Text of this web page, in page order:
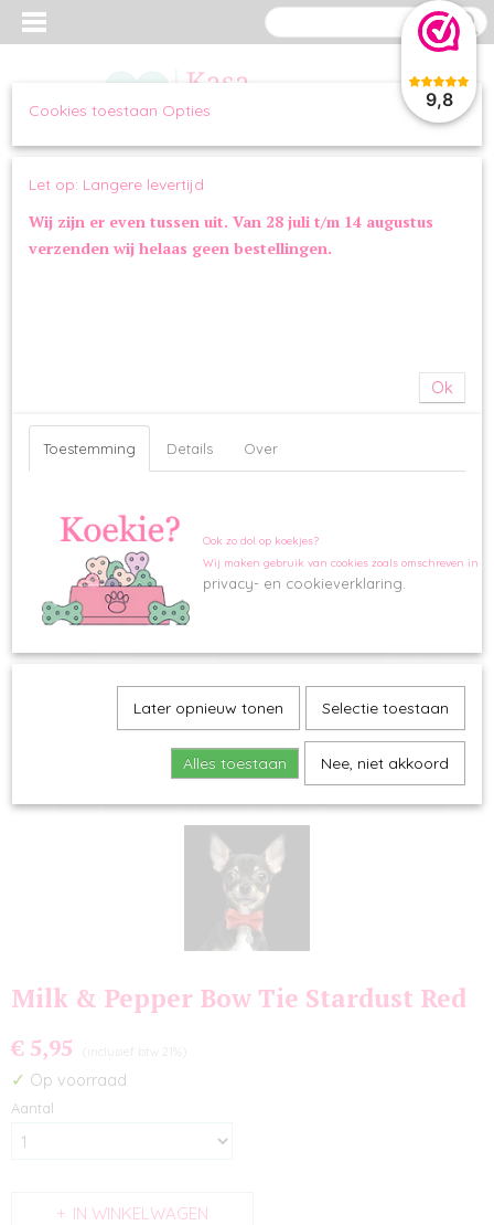
9,8
Inloggen
Home>OVERIG>STRIKKEN>Milk & Pepper Bow Tie Stardust Red
Milk & Pepper Bow Tie Stardust Red
€ 5,95 (inclusief btw 21%)
✓ Op voorraad
Aantal
IN WINKELWAGEN
Cookies toestaan Opties
Let op: Langere levertijd
Wij zijn er even tussen uit. Van 28 juli t/m 14 augustus
verzenden wij helaas geen bestellingen.
Ok
Toestemming Details Over
Ook zo dol op koekjes?
Wij maken gebruik van cookies zoals omschreven in
privacy- en cookieverklaring.
Later opnieuw tonen Selectie toestaan
Alles toestaan Nee, niet akkoord